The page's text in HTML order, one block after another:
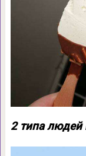
2 типа людей